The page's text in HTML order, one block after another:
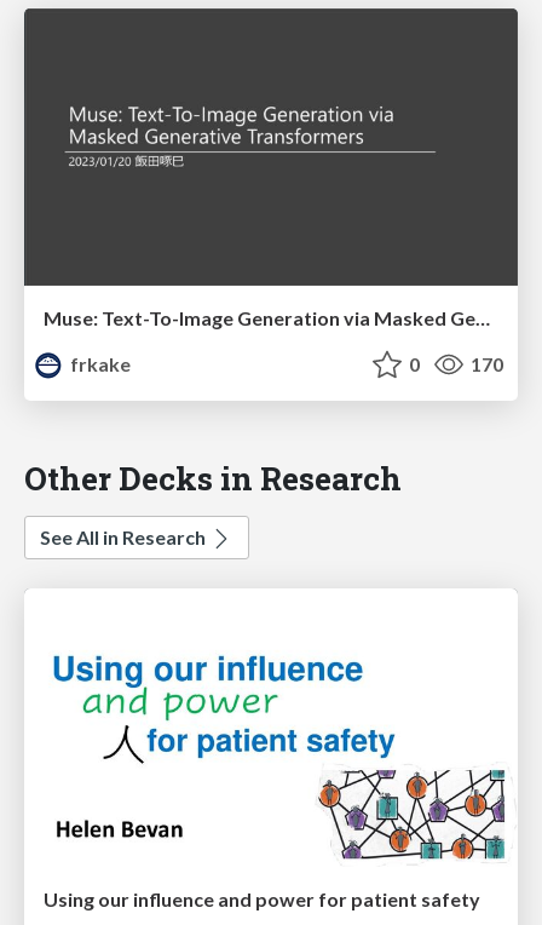
Muse: Text-To-Image Generation via Masked Generative Transformers
frkake
0 170
Other Decks in Research
See All in Research
Using our influence and power for patient safety